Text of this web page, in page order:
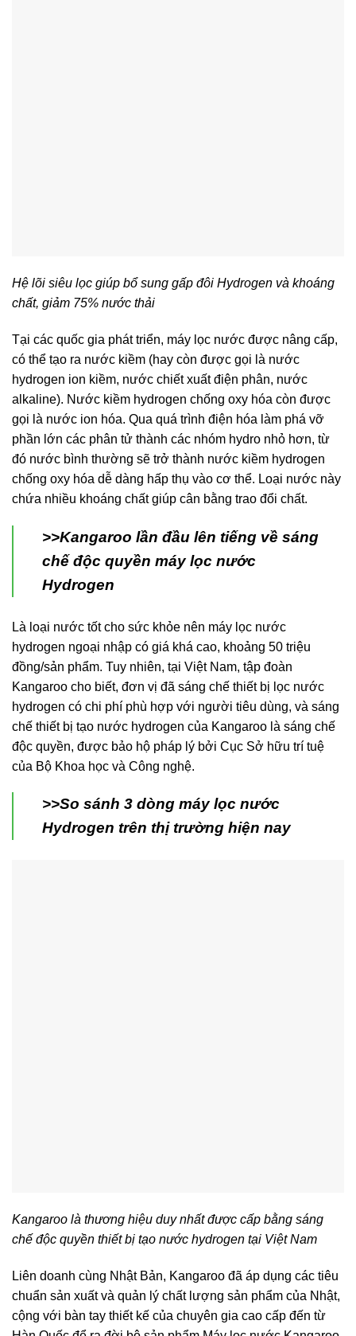
Hệ lõi siêu lọc giúp bổ sung gấp đôi Hydrogen và khoáng
chất, giảm 75% nước thải
Tại các quốc gia phát triển, máy lọc nước được nâng cấp,
có thể tạo ra nước kiềm (hay còn được gọi là nước
hydrogen ion kiềm, nước chiết xuất điện phân, nước
alkaline). Nước kiềm hydrogen chống oxy hóa còn được
gọi là nước ion hóa. Qua quá trình điện hóa làm phá vỡ
phần lớn các phân tử thành các nhóm hydro nhỏ hơn, từ
đó nước bình thường sẽ trở thành nước kiềm hydrogen
chống oxy hóa dễ dàng hấp thụ vào cơ thể. Loại nước này
chứa nhiều khoáng chất giúp cân bằng trao đổi chất.
>>Kangaroo lần đầu lên tiếng về sáng
chế độc quyền máy lọc nước
Hydrogen
Là loại nước tốt cho sức khỏe nên máy lọc nước
hydrogen ngoại nhập có giá khá cao, khoảng 50 triệu
đồng/sản phẩm. Tuy nhiên, tại Việt Nam, tập đoàn
Kangaroo cho biết, đơn vị đã sáng chế thiết bị lọc nước
hydrogen có chi phí phù hợp với người tiêu dùng, và sáng
chế thiết bị tạo nước hydrogen của Kangaroo là sáng chế
độc quyền, được bảo hộ pháp lý bởi Cục Sở hữu trí tuệ
của Bộ Khoa học và Công nghệ.
>>So sánh 3 dòng máy lọc nước
Hydrogen trên thị trường hiện nay
Kangaroo là thương hiệu duy nhất được cấp bằng sáng
chế độc quyền thiết bị tạo nước hydrogen tại Việt Nam
Liên doanh cùng Nhật Bản, Kangaroo đã áp dụng các tiêu
chuẩn sản xuất và quản lý chất lượng sản phẩm của Nhật,
cộng với bàn tay thiết kế của chuyên gia cao cấp đến từ